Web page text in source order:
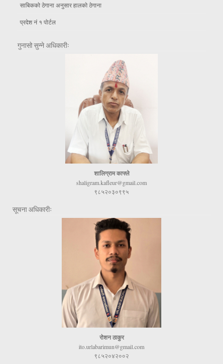
साबिकको ठेगाना अनुसार हालको ठेगाना
प्रदेश नं १ पोर्टल
गुनासो सुन्ने अधिकारीः
शालिग्राम काफ्ले
shaligram.kafleur@gmail.com
९८५२०३०९९५
सूचना अधिकारीः
रोशन ठाकुर
ito.urlabarimun@gmail.com
९८५२०४२००२